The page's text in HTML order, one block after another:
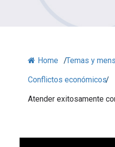
Home /Temas y
Conflictos económicos/
Atender exitosamente